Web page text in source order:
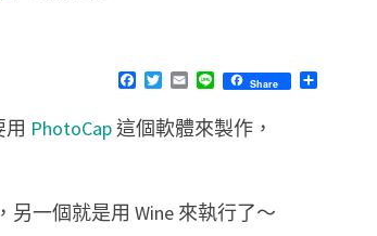
F
c
e
T
i
t
E
a
i
L
n
e
Share
分
用 PhotoCap這個軟體來製作，
另一個就是用 Wine 來執行了～